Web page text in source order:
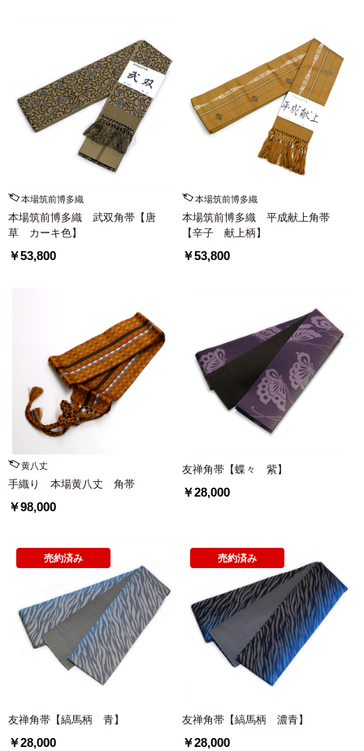
本場筑前博多織
本場筑前博多織 武双角帯【唐
草 カーキ色】
￥53,800
本場筑前博多織
本場筑前博多織 平成献上角帯
【辛子 献上柄】
￥53,800
黄八丈
手織り 本場黄八丈 角帯
￥98,000
友禅角帯【蝶々 紫】
￥28,000
友禅角帯【縞馬柄 青】
￥28,000
売約済み
友禅角帯【縞馬柄 濃青】
￥28,000
売約済み